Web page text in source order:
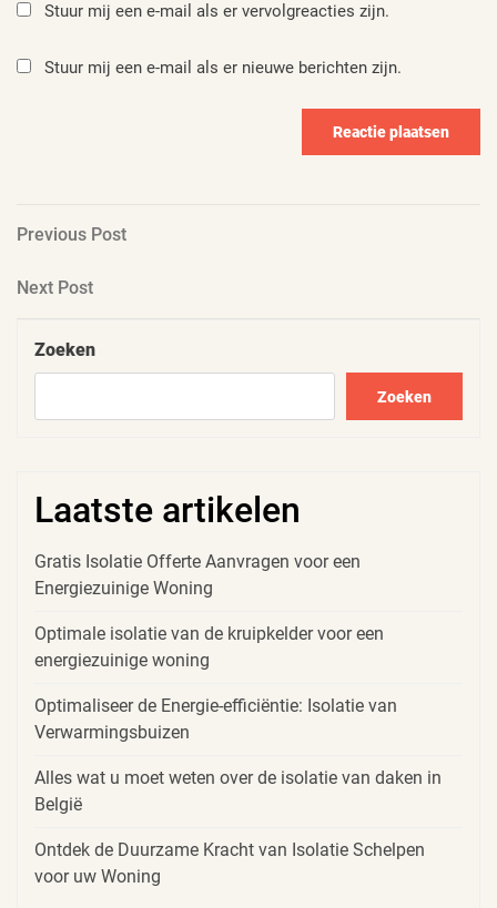
Stuur mij een e-mail als er vervolgreacties zijn.
Stuur mij een e-mail als er nieuwe berichten zijn.
Berichtnavigatie
Previous
Previous Post
Next
Next Post
Zoeken
Zoeken
Laatste artikelen
Gratis Isolatie Offerte Aanvragen voor een
Energiezuinige Woning
Optimale isolatie van de kruipkelder voor een
energiezuinige woning
Optimaliseer de Energie-efficiëntie: Isolatie van
Verwarmingsbuizen
Alles wat u moet weten over de isolatie van daken in
België
Ontdek de Duurzame Kracht van Isolatie Schelpen
voor uw Woning